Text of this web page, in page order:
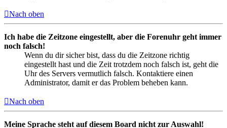
Nach oben
Ich habe die Zeitzone eingestellt, aber die Forenuhr geht immer
noch falsch!
Wenn du dir sicher bist, dass du die Zeitzone richtig
eingestellt hast und die Zeit trotzdem noch falsch ist, geht die
Uhr des Servers vermutlich falsch. Kontaktiere einen
Administrator, damit er das Problem beheben kann.
Nach oben
Meine Sprache steht auf diesem Board nicht zur Auswahl!